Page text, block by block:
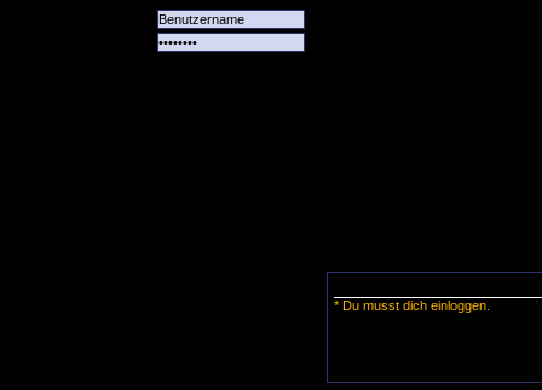
* Du musst dich einloggen.